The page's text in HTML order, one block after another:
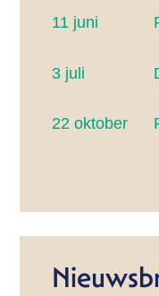
11 juni
3 juli
22 oktober